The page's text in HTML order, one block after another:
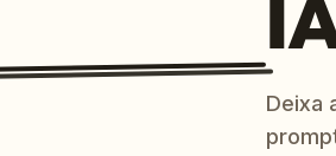
Deixa